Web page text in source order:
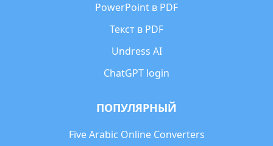
PowerPoint в PDF
Текст в PDF
Undress AI
ChatGPT login
ПОПУЛЯРНЫЙ
Five Arabic Online Converters